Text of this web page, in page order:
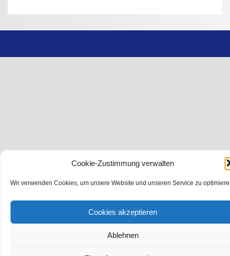
Cookie-Zustimmung verwalten
Wir verwenden Cookies, um unsere Website und unseren Service zu
Cookies akzeptieren
Ablehnen